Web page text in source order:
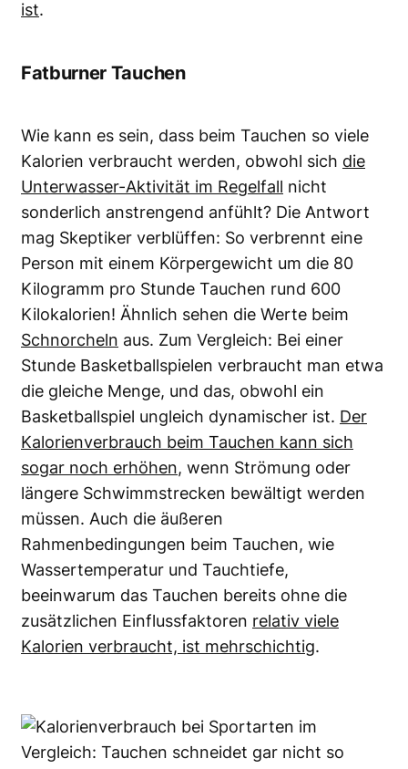
ist.
Fatburner Tauchen
Wie kann es sein, dass beim Tauchen so viele
Kalorien verbraucht werden, obwohl sich die
Unterwasser-Aktivität im Regelfall nicht
sonderlich anstrengend anfühlt? Die Antwort
mag Skeptiker verblüffen: So verbrennt eine
Person mit einem Körpergewicht um die 80
Kilogramm pro Stunde Tauchen rund 600
Kilokalorien! Ähnlich sehen die Werte beim
Schnorcheln aus. Zum Vergleich: Bei einer
Stunde Basketballspielen verbraucht man etwa
die gleiche Menge, und das, obwohl ein
Basketballspiel ungleich dynamischer ist. Der
Kalorienverbrauch beim Tauchen kann sich
sogar noch erhöhen, wenn Strömung oder
längere Schwimmstrecken bewältigt werden
müssen. Auch die äußeren
Rahmenbedingungen beim Tauchen, wie
Wassertemperatur und Tauchtiefe,
beeinwarum das Tauchen bereits ohne die
zusätzlichen Einflussfaktoren relativ viele
Kalorien verbraucht, ist mehrschichtig.